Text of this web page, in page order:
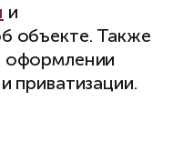
и
объекте. Также
оформлении
приватизации.